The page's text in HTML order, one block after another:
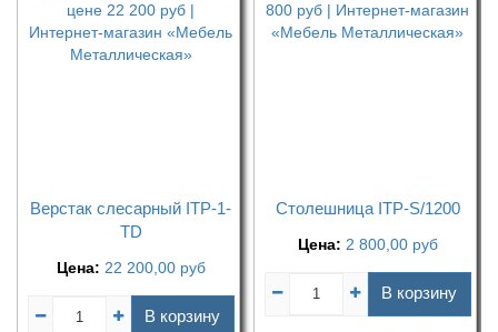
Верстак слесарный ITP-1-
TD
Цена: 22 200,00 руб
В корзину
Столешница ITP-S/1200
Цена: 2 800,00 руб
В корзину